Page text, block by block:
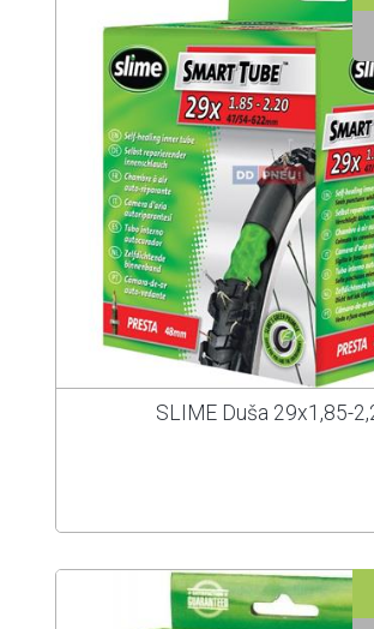
SLIME Duša 29x1,85-